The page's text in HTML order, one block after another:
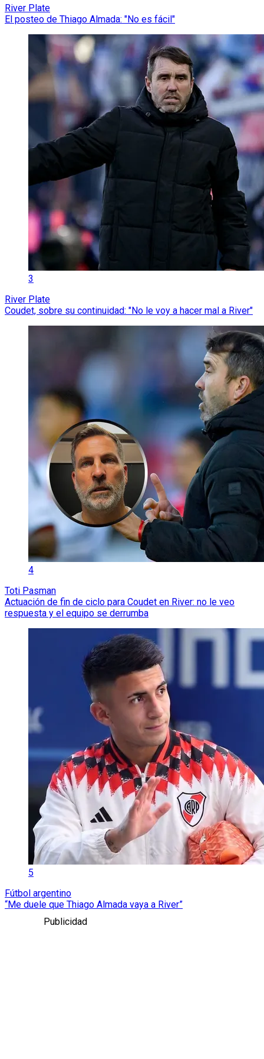
River Plate
El posteo de Thiago Almada: "No es fácil"
3
River Plate
Coudet, sobre su continuidad: "No le voy a hacer mal a River"
4
Toti Pasman
Actuación de fin de ciclo para Coudet en River: no le veo
respuesta y el equipo se derrumba
5
Fútbol argentino
“Me duele que Thiago Almada vaya a River”
Publicidad